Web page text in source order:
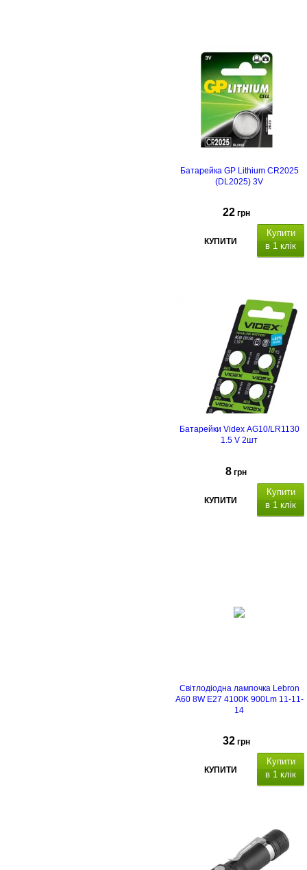
Батарейка GP Lithium CR2025
(DL2025) 3V
22 грн
КУПИТИ
Купити
в 1 клік
Батарейки Videx AG10/LR1130
1.5 V 2шт
8 грн
КУПИТИ
Купити
в 1 клік
Світлодіодна лампочка Lebron
A60 8W Е27 4100K 900Lm 11-11-
14
32 грн
КУПИТИ
Купити
в 1 клік